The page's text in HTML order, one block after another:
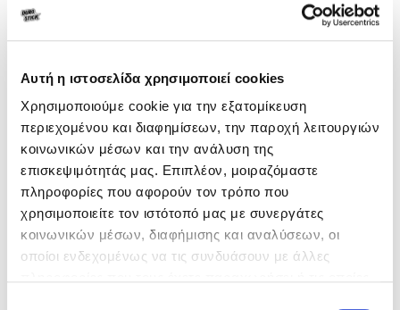
Αυτή η ιστοσελίδα χρησιμοποιεί cookies
Χρησιμοποιούμε cookie για την εξατομίκευση
περιεχομένου και διαφημίσεων, την παροχή λειτουργιών
κοινωνικών μέσων και την ανάλυση της
επισκεψιμότητάς μας. Επιπλέον, μοιραζόμαστε
πληροφορίες που αφορούν τον τρόπο που
χρησιμοποιείτε τον ιστότοπό μας με συνεργάτες
κοινωνικών μέσων, διαφήμισης και αναλύσεων, οι
οποίοι ενδεχομένως να τις συνδυάσουν με άλλες
‘κρεμάει’ στις κάθετες επιφάνειες.
Κατατάσσεται ως δομικό συνδετικό σκυροδέματος κατά EN
Γενικά χαρακτηριστικά
Κατανάλωση •Ως προεπαλειφόμενο για
QUARTZ DECO: 0,3-
0,6kg/m², ανάλογα με το
υπόστρωμα.
•Ως επισκευαστικός